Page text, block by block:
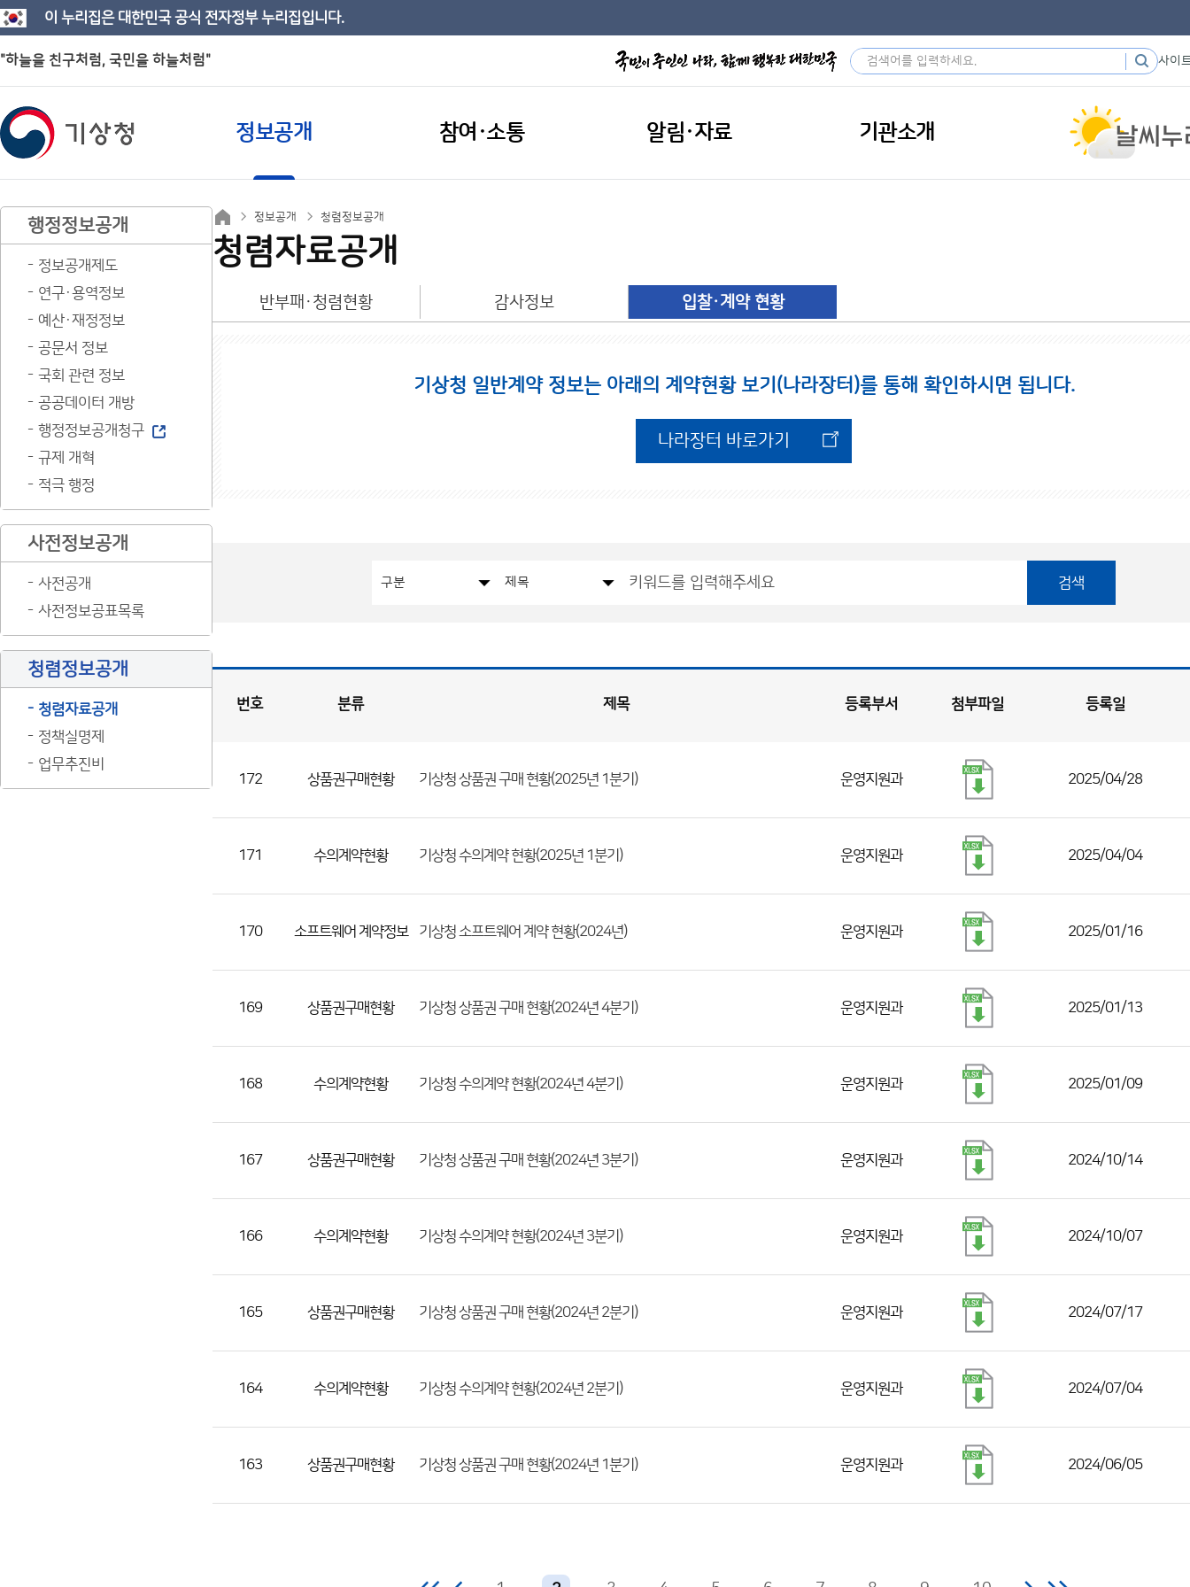
이 누리집은 대한민국 공식 전자정부 누리집입니다.
"하늘을 친구처럼, 국민을 하늘처럼" 사이
정보공개 참여·소통 알림·자료 기관소개
행정정보공개
정보공개제도
연구·용역정보
예산·재정정보
공문서 정보
국회 관련 정보
공공데이터 개방
행정정보공개청구
규제 개혁
적극 행정
사전정보공개
사전공개
사전정보공표목록
청렴정보공개
청렴자료공개
정책실명제
업무추진비
정보공개 청렴정보공개
청렴자료공개
반부패·청렴현황 감사정보 입찰·계약 현황
기상청 일반계약 정보는 아래의 계약현황 보기(나라장터)를 통해 확인하시면 됩니다.
나라장터 바로가기
검색
목
록
록
첨
번호 분류 제목 등록부서 첨부파일 등록일
172 상품권구매현황 기상청 상품권 구매 현황(2025년 1분기) 운영지원과 2025/04/28
171 수의계약현황 기상청 수의계약 현황(2025년 1분기) 운영지원과 2025/04/04
170 소프트웨어 계약정보 기상청 소프트웨어 계약 현황(2024년) 운영지원과 2025/01/16
169 상품권구매현황 기상청 상품권 구매 현황(2024년 4분기) 운영지원과 2025/01/13
168 수의계약현황 기상청 수의계약 현황(2024년 4분기) 운영지원과 2025/01/09
167 상품권구매현황 기상청 상품권 구매 현황(2024년 3분기) 운영지원과 2024/10/14
166 수의계약현황 기상청 수의계약 현황(2024년 3분기) 운영지원과 2024/10/07
165 상품권구매현황 기상청 상품권 구매 현황(2024년 2분기) 운영지원과 2024/07/17
164 수의계약현황 기상청 수의계약 현황(2024년 2분기) 운영지원과 2024/07/04
163 상품권구매현황 기상청 상품권 구매 현황(2024년 1분기) 운영지원과 2024/06/05